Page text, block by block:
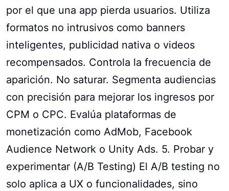
por el que una app pierda usuarios. Utiliza
formatos no intrusivos como banners
inteligentes, publicidad nativa o videos
recompensados. Controla la frecuencia de
aparición. No saturar. Segmenta audiencias
con precisión para mejorar los ingresos por
CPM o CPC. Evalúa plataformas de
monetización como AdMob, Facebook
Audience Network o Unity Ads. 5. Probar y
experimentar (A/B Testing) El A/B testing no
solo aplica a UX o funcionalidades, sino